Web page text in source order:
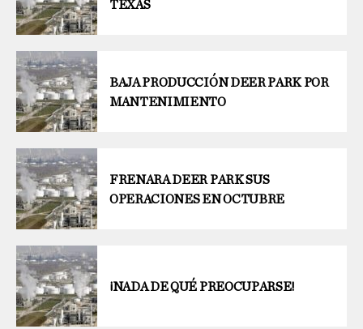
TEXAS
BAJA PRODUCCIÓN DEER PARK POR
MANTENIMIENTO
FRENARA DEER PARK SUS
OPERACIONES EN OCTUBRE
¡NADA DE QUÉ PREOCUPARSE!